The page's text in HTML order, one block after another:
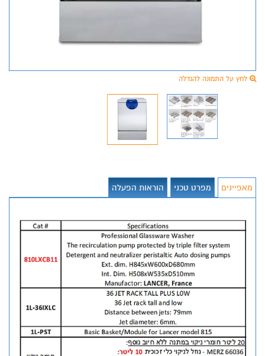
לחץ על התמונה להגדלה
מאפיינים מפרט טכני הוראות הפעלה